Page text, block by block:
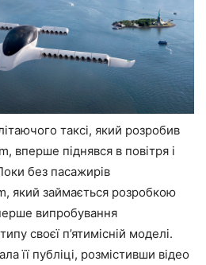
таксі, який розробив
вперше піднявся в повітря і
без пасажирів
який займається розробкою
випробування
своєї п’ятимісній моделі.
її публіці, розмістивши відео